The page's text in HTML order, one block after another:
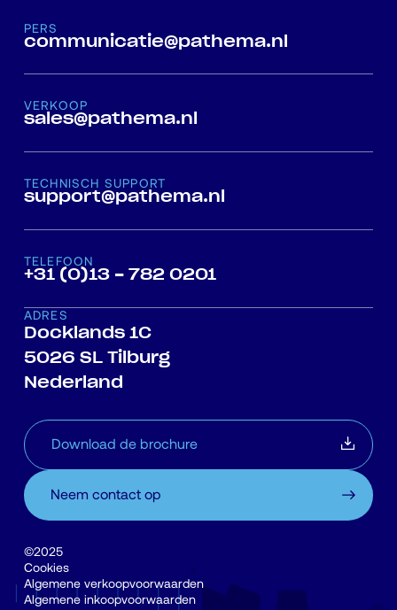
PERS
communicatie@pathema.nl
VERKOOP
sales@pathema.nl
TECHNISCH SUPPORT
support@pathema.nl
TELEFOON
+31 (0)13 - 782 0201
ADRES
Docklands 1C
5026 SL Tilburg
Nederland
Download de brochure
Neem contact op
©2025
Cookies
Algemene verkoopvoorwaarden
Algemene inkoopvoorwaarden